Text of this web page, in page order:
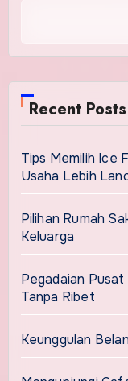
Recent Posts
Tips Memilih Ice
Usaha Lebih
Pilihan Rumah
Keluarga
Pegadaian
Tanpa Ribet
Keunggulan